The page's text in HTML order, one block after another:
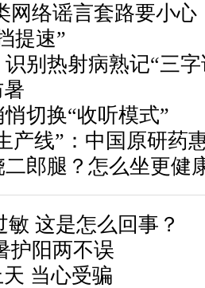
网络谣言套路要小心
提速”
别热射病熟记“三字
切换“收听模式”
产线”：中国原研药
郎腿？怎么坐更健
这是怎么回事？
护阳两不误
当心受骗